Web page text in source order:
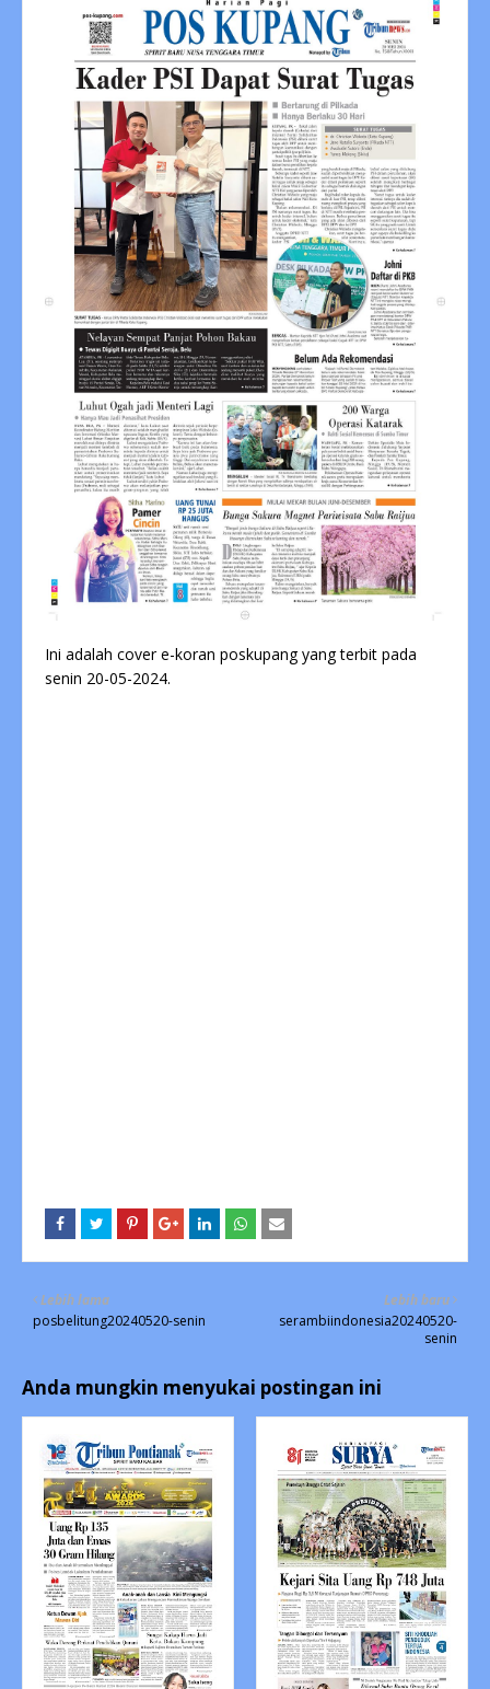
Ini adalah cover e-koran poskupang yang terbit pada
senin 20-05-2024.
Lebih baru
serambiindonesia20240520-
senin
Lebih lama
posbelitung20240520-senin
Anda mungkin menyukai postingan ini